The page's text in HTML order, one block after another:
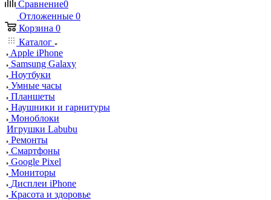
Сравнение0
Отложенные 0
Корзина 0
Каталог
Apple iPhone
Samsung Galaxy
Ноутбуки
Умные часы
Планшеты
Наушники и гарнитуры
Моноблоки
Игрушки Labubu
Ремонты
Смартфоны
Google Pixel
Мониторы
Дисплеи iPhone
Красота и здоровье